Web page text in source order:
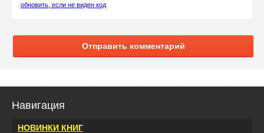
обновить, если не виден код
Отправить комментарий
Навигация
НОВИНКИ КНИГ